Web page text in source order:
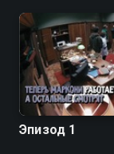
Эпизод 1